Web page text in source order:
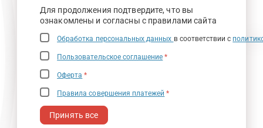
Для продолжения подтвердите, что вы
ознакомлены и согласны с правилами сайта
Обработка персональных данных в соответствии с
Пользовательское соглашение *
Оферта *
Правила совершения платежей *
Принять все